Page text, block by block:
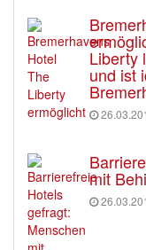
Liberty
und ist
mit